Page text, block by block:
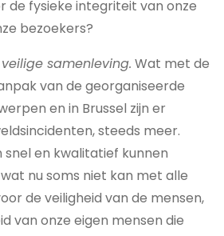
de fysieke integriteit van onze
bezoekers?
samenleving. Wat met de
van de georganiseerde
en in Brussel zijn er
steeds meer.
snel en kwalitatief kunnen
nu soms niet kan met alle
de veiligheid van de mensen,
van onze eigen mensen die